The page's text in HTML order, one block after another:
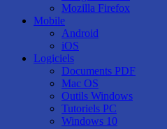
Mozilla Firefox
Mobile
Android
iOS
Logiciels
Documents PDF
Mac OS
Outils Windows
Tutoriels PC
Windows 10